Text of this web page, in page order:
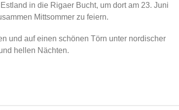
in die Rigaer Bucht, um dort am 23. Juni
Mittsommer zu feiern.
und auf einen schönen Törn unter nordischer
hellen Nächten.